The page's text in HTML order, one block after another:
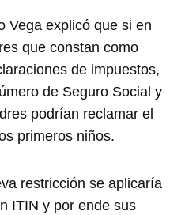
Vega explicó que si en
que constan como
de impuestos,
de Seguro Social y
podrían reclamar el
primeros niños.
restricción se aplicaría
ITIN y por ende sus